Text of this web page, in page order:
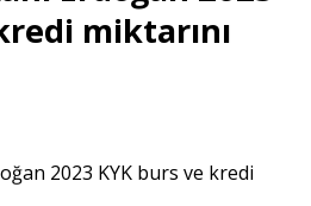
Derkenar
- Sanat
miktarını